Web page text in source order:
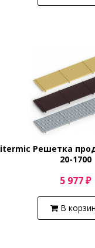
itermic Решетка
20-1700
5 977 ₽
В